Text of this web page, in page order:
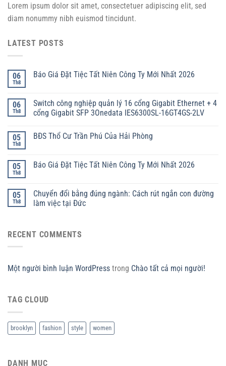
Lorem ipsum dolor sit amet, consectetuer adipiscing elit, sed
diam nonummy nibh euismod tincidunt.
LATEST POSTS
06
Th8
Báo Giá Đặt Tiệc Tất Niên Công Ty Mới Nhất 2026
06
Th8
Switch công nghiệp quản lý 16 cổng Gigabit Ethernet + 4
cổng Gigabit SFP 3Onedata IES6300SL-16GT4GS-2LV
05
Th8
BĐS Thổ Cư Trần Phú Của Hải Phòng
05
Th8
Báo Giá Đặt Tiệc Tất Niên Công Ty Mới Nhất 2026
05
Th8
Chuyển đổi bằng đúng ngành: Cách rút ngắn con đường
làm việc tại Đức
RECENT COMMENTS
Một người bình luận WordPress trong Chào tất cả mọi người!
TAG CLOUD
brooklyn fashion style women
DANH MỤC